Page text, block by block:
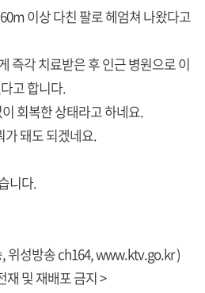
이상 다친 팔로 헤엄쳐 나왔다고
즉각 치료받은 후 인근 병원으로 이
고 합니다.
회복한 상태라고 하네요.
가 돼도 되겠네요.
니다.
위성방송 ch164,www.ktv.go.kr)
및 재배포 금지 >